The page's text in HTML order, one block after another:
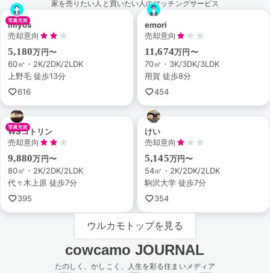
家を売りたい人と買いたい人のマッチングサービス
miyos
売却意向
5,180万円〜
60㎡・2K/2DK/2LDK
上野毛 徒歩13分
616
emori
売却意向
11,674万円〜
70㎡・3K/3DK/3LDK
用賀 徒歩8分
454
WSコトリン
売却意向
9,880万円〜
80㎡・2K/2DK/2LDK
代々木上原 徒歩7分
395
けい
売却意向
5,145万円〜
54㎡・2K/2DK/2LDK
駒沢大学 徒歩7分
354
ウルカモトップを見る
cowcamo JOURNAL
たのしく、かしこく、人生を彩る住まいメディア